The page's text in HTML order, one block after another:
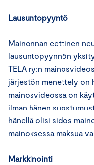
Lausuntopyyntö
Mainonnan eettinen
lausuntopyynnön
TELA ry:n
järjestön menettely on
mainosvideossa on
ilman hänen
hänellä olisi sidos
mainoksessa maksua
Markkinointi